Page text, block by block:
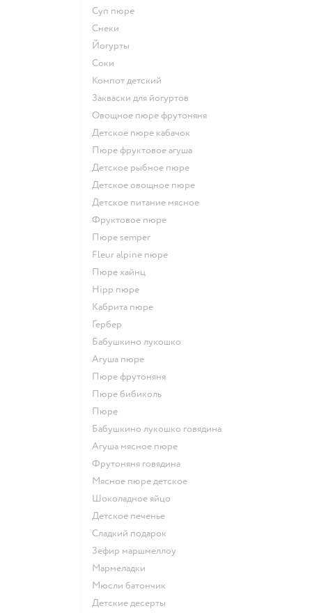
суп пюре
Снеки
йогурты
Соки
компот детский
Закваски для йогуртов
овощное пюре фрутоняня
детское пюре кабачок
пюре фруктовое агуша
детское рыбное пюре
детское овощное пюре
детское питание мясное
фруктовое пюре
пюре semper
fleur alpine пюре
пюре хайнц
hipp пюре
кабрита пюре
гербер
бабушкино лукошко
агуша пюре
пюре фрутоняня
пюре бибиколь
пюре
бабушкино лукошко говядина
агуша мясное пюре
фрутоняня говядина
мясное пюре детское
шоколадное яйцо
детское печенье
сладкий подарок
зефир маршмеллоу
мармеладки
мюсли батончик
детские десерты